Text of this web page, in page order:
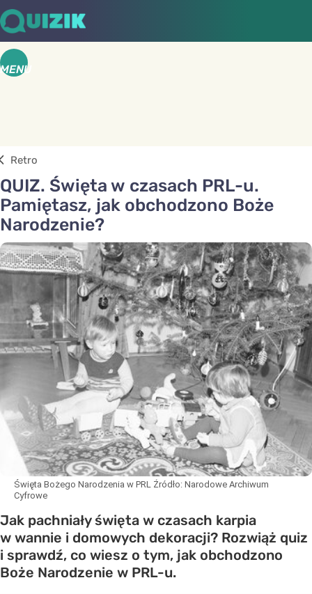
MENU
Retro
QUIZ. Święta w czasach PRL-u.
Pamiętasz, jak obchodzono Boże
Narodzenie?
Święta Bożego Narodzenia w PRL Źródło: Narodowe Archiwum
Cyfrowe
Jak pachniały święta w czasach karpia
w wannie i domowych dekoracji? Rozwiąż quiz
i sprawdź, co wiesz o tym, jak obchodzono
Boże Narodzenie w PRL-u.